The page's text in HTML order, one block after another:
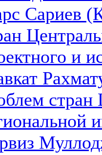
Сариев
и
стран